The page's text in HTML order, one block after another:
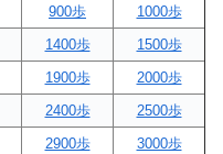
900歩
1000歩
1400歩
1500歩
1900歩
2000歩
2400歩
2500歩
2900歩
3000歩